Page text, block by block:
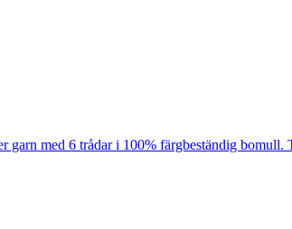
med 6 trådar i 100% färgbeständig bomull.